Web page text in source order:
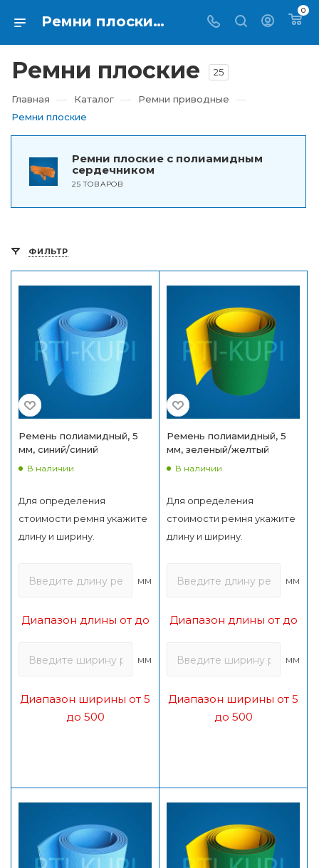
Ремни плоские купить по выгодной цене в Екатеринбурге - RTI-KUPI
0
Ремни плоские 25
Главная — Каталог — Ремни приводные —
Ремни плоские
Ремни плоские с полиамидным
сердечником
25 ТОВАРОВ
ФИЛЬТР
Ремень полиамидный, 5
мм, синий/синий
В наличии
Для определения
стоимости ремня укажите
длину и ширину.
мм
Диапазон длины от до
мм
Диапазон ширины от 5
до 500
Ремень полиамидный, 5
мм, зеленый/желтый
В наличии
Для определения
стоимости ремня укажите
длину и ширину.
мм
Диапазон длины от до
мм
Диапазон ширины от 5
до 500